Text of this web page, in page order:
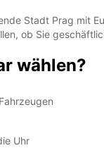
Stadt Prag mit
ob Sie
wählen?
Uhr